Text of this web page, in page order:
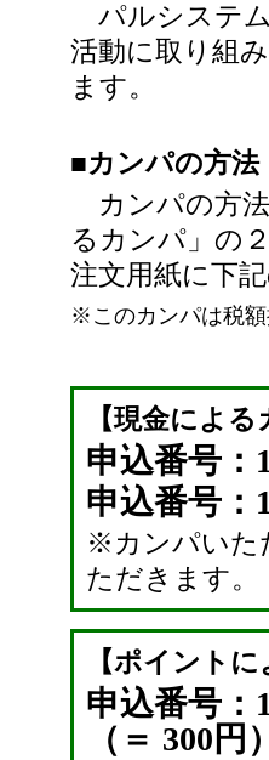
パルシステム
活動に取り組
ます。
■カンパの方法
カンパの方
るカンパ」の
注文用紙に下
※このカンパは税
【現金による
申込番号
申込番号
※カンパいた
ただきます。
【ポイントに
申込番号
（＝ 300円）